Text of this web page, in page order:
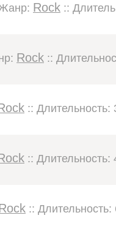
Rock ::
Rock ::
:: Длительность:
:: Длительность:
::